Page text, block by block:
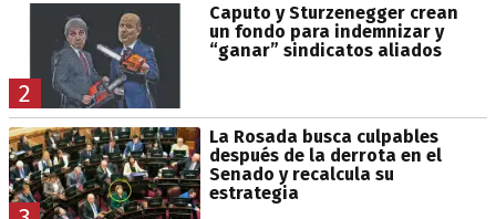
2
Caputo y Sturzenegger crean
un fondo para indemnizar y
“ganar” sindicatos aliados
La Rosada busca culpables
después de la derrota en el
Senado y recalcula su
estrategia